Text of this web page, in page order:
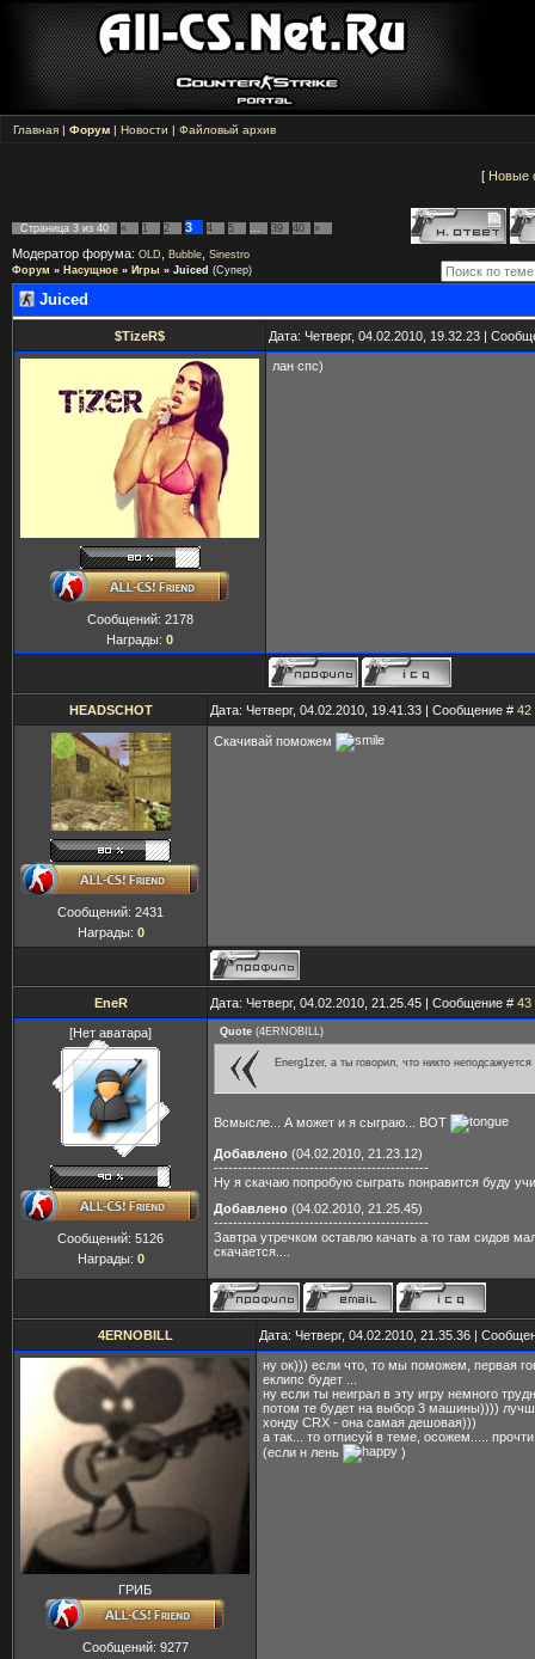
Главная | Форум | Новости | Файловый архив
[ Новые
Страница 3 из 40 « 1 2 3 4 5 … 39 40 »
Модератор форума: OLD Bubble Sinestro
Форум » Насущное » Игры » Juiced (Супер)
Juiced
$TizeR$ Дата: Четверг, 04.02.2010, 19.32.23 |
Сообщений: 2178
Награды: 0
лан спс)
HEADSCHOT Дата: Четверг, 04.02.2010, 19.41.33 | Сообщение # 42
Сообщений: 2431
Награды: 0
Скачивай поможем
EneR Дата: Четверг, 04.02.2010, 21.25.45 | Сообщение # 43
[Нет аватара]
Сообщений: 5126
Награды: 0
Quote (4ERNOBILL)
Energ1zer, а ты говорил, что никто
Всмысле... А может и я сыграю... ВОТ
Добавлено (04.02.2010, 21.23.12)
---------------------------------------------
Ну я скачаю попробую сыграть понравится буду
Добавлено (04.02.2010, 21.25.45)
---------------------------------------------
Завтра утречком оставлю качать а то там сидов
скачается....
4ERNOBILL Дата: Четверг, 04.02.2010, 21.35.36 |
ГРИБ
Сообщений: 9277
ну ок))) если что, то мы поможем, первая
еклипс будет ...
ну если ты неиграл в эту игру немного
потом те будет на выбор 3 машины))))
хонду CRX - она самая дешовая)))
а так... то отписуй в теме, осожем.....
(если н лень
)